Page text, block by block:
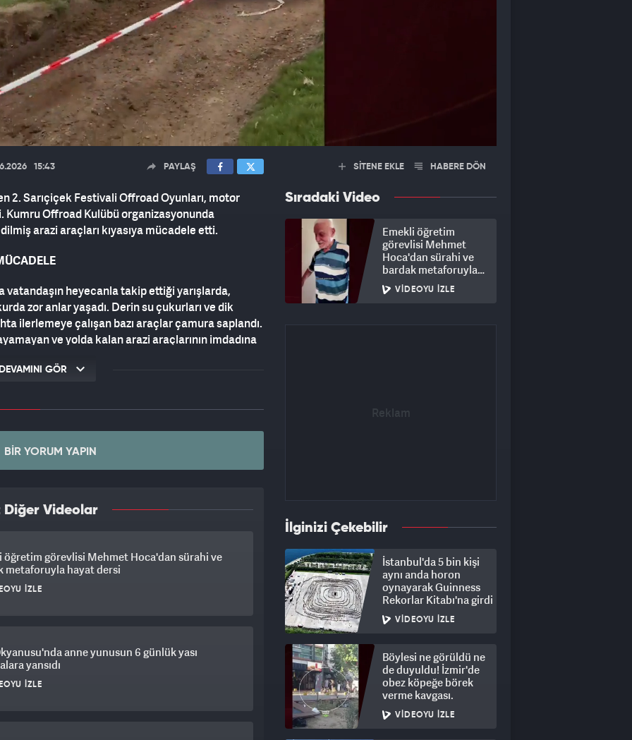
15:43 PAYLAŞ
2. Sarıçiçek Festivali Offroad Oyunları, motor
Kumru Offroad Kulübü organizasyonunda
arazi araçları kıyasıya mücadele etti.
vatandaşın heyecanla takip ettiği yarışlarda,
zor anlar yaşadı. Derin su çukurları ve dik
ilerlemeye çalışan bazı araçlar çamura saplandı.
ve yolda kalan arazi araçlarının imdadına
havalandığı ve çamur havuzlarına hızla girdiği
medyada büyük ilgi gören yarış görüntülerinde
bu" ifadeleri ise organizasyonun iddiasını ortaya
heyecanın zirve yaptığı festivale ilişkin açıklama
buluştuk.
Düzoba Yaylamızda düzenlenen 2. Sarıçiçek
tutkunlarıyla birlikte heyecan ve coşkuya ortak
üzere organizasyona destek veren tüm kurum
ve coşkumuzu paylaşan tüm misafirlerimize
güzel organizasyonlarda yeniden buluşmayı
DEVAMINI GÖR
BIR YORUM YAPIN
Diğer Videolar
öğretim görevlisi Mehmet Hoca'dan sürahi ve
metaforuyla hayat dersi
İZLE
anne yunusun 6 günlük yası
yansıdı
İZLE
SİTENE EKLE HABERE DÖN
Sıradaki Video
Emekli öğretim
görevlisi Mehmet
Hoca'dan sürahi ve
bardak metaforuyla
hayat dersi
VIDEOYU İZLE
İlginizi Çekebilir
İstanbul'da 5 bin kişi
aynı anda horon
oynayarak Guinness
Rekorlar Kitabı'na girdi
VIDEOYU İZLE
Böylesi ne görüldü ne
de duyuldu! İzmir'de
obez köpeğe börek
verme kavgası.
VIDEOYU İZLE